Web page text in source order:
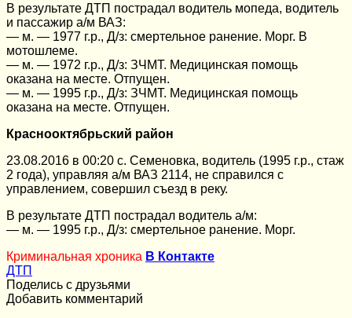
В результате ДТП пострадал водитель мопеда, водитель
и пассажир а/м ВАЗ:
— м. — 1977 г.р., Д/з: смертельное ранение. Морг. В
мотошлеме.
— м. — 1972 г.р., Д/з: ЗЧМТ. Медицинская помощь
оказана на месте. Отпущен.
— м. — 1995 г.р., Д/з: ЗЧМТ. Медицинская помощь
оказана на месте. Отпущен.
Краснооктябрьский район
23.08.2016 в 00:20 с. Семеновка, водитель (1995 г.р., стаж
2 года), управляя а/м ВАЗ 2114, не справился с
управлением, совершил съезд в реку.
В результате ДТП пострадал водитель а/м:
— м. — 1995 г.р., Д/з: смертельное ранение. Морг.
Криминальная хроника В Контакте
ДТП
Поделись с друзьями
Добавить комментарий